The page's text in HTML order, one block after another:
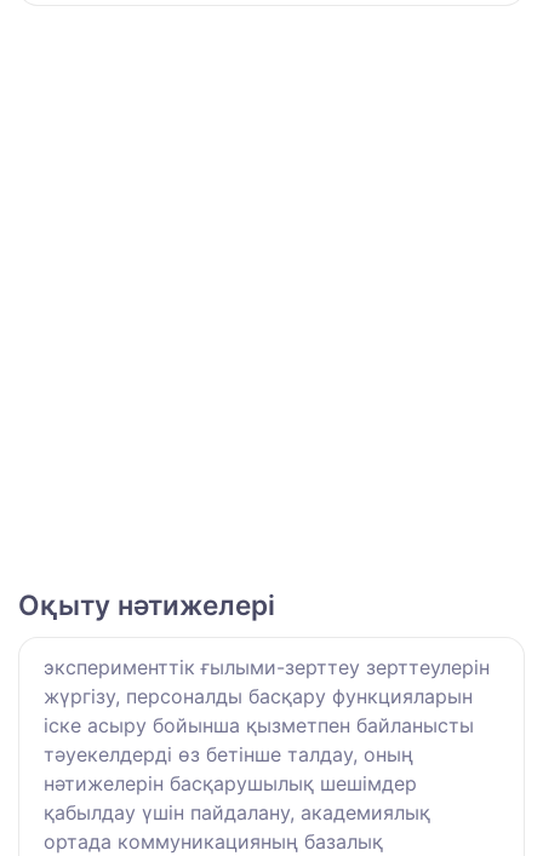
Оқыту нәтижелері
эксперименттік ғылыми-зерттеу зерттеулерін
жүргізу, персоналды басқару функцияларын
іске асыру бойынша қызметпен байланысты
тәуекелдерді өз бетінше талдау, оның
нәтижелерін басқарушылық шешімдер
қабылдау үшін пайдалану, академиялық
ортада коммуникацияның базалық